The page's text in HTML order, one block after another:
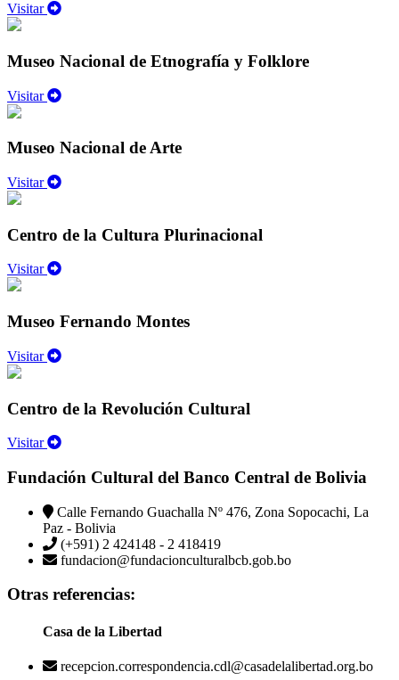
Visitar
Museo Nacional de Etnografía y Folklore
Visitar
Museo Nacional de Arte
Visitar
Centro de la Cultura Plurinacional
Visitar
Museo Fernando Montes
Visitar
Centro de la Revolución Cultural
Visitar
Fundación Cultural del Banco Central de Bolivia
Calle Fernando Guachalla Nº 476, Zona Sopocachi, La
Paz - Bolivia
(+591) 2 424148 - 2 418419
fundacion@fundacionculturalbcb.gob.bo
Otras referencias:
Casa de la Libertad
recepcion.correspondencia.cdl@casadelalibertad.org.bo